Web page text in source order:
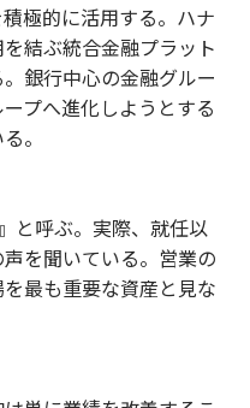
極的に活用する。ハナ
結ぶ統合金融プラット
銀行中心の金融グルー
プへ進化しようとする
。
と呼ぶ。実際、就任以
を聞いている。営業の
最も重要な資産と見な